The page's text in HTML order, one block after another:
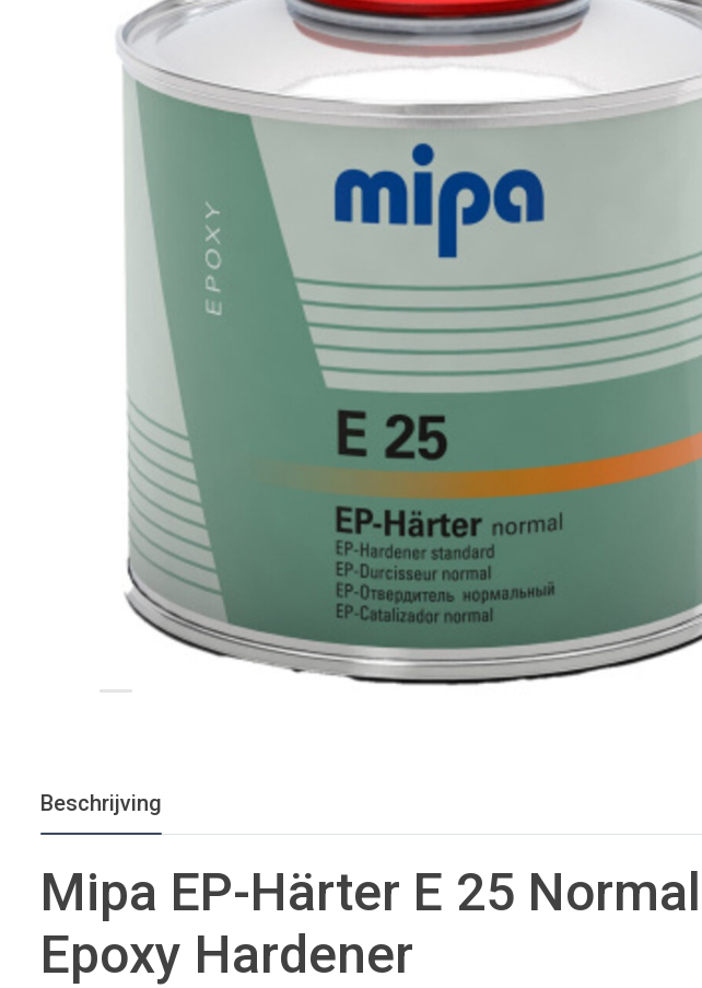
Beschrijving
Mipa EP-Härter E 25 Normal
Epoxy Hardener